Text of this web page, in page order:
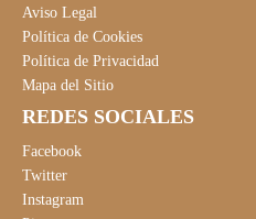
Aviso Legal
Política de Cookies
Política de Privacidad
Mapa del Sitio
REDES SOCIALES
Facebook
Twitter
Instagram